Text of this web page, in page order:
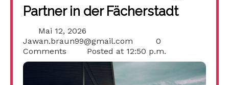
Partner in der Fächerstadt
Mai 12, 2026
Jawan.braun99@gmail.com
0
Comments
Posted at 12:50 p.m.